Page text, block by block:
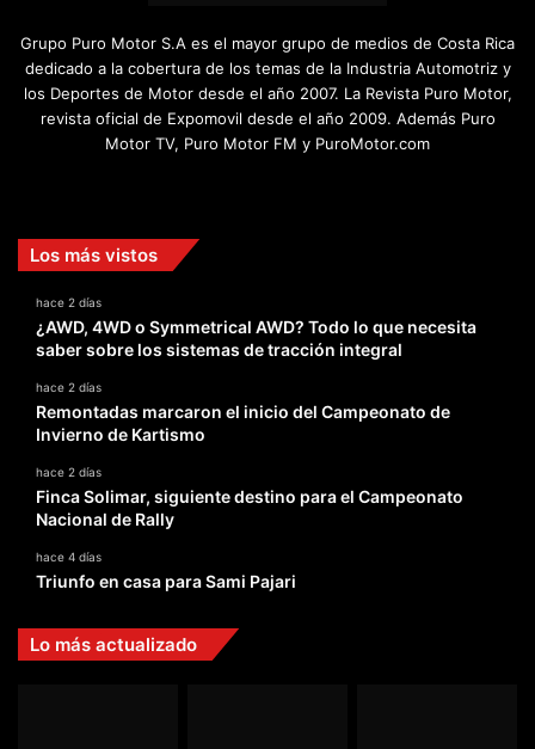
Grupo Puro Motor S.A es el mayor grupo de medios de Costa Rica
dedicado a la cobertura de los temas de la Industria Automotriz y
los Deportes de Motor desde el año 2007. La Revista Puro Motor,
revista oficial de Expomovil desde el año 2009. Además Puro
Motor TV, Puro Motor FM y PuroMotor.com
Los más vistos
hace 2 días
¿AWD, 4WD o Symmetrical AWD? Todo lo que necesita
saber sobre los sistemas de tracción integral
hace 2 días
Remontadas marcaron el inicio del Campeonato de
Invierno de Kartismo
hace 2 días
Finca Solimar, siguiente destino para el Campeonato
Nacional de Rally
hace 4 días
Triunfo en casa para Sami Pajari
Lo más actualizado